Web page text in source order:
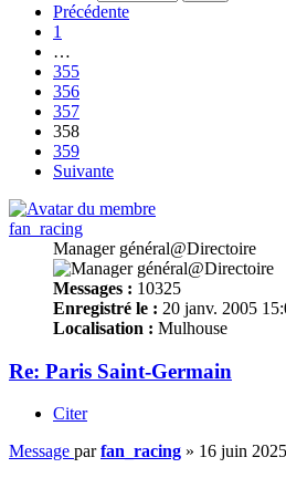
Précédente
1
…
355
356
357
358
359
Suivante
fan_racing
Manager général@Directoire
Messages : 10325
Enregistré le : 20 janv. 2005
Localisation : Mulhouse
Re: Paris Saint-Germain
Citer
Message parfan_racing » 16 juin